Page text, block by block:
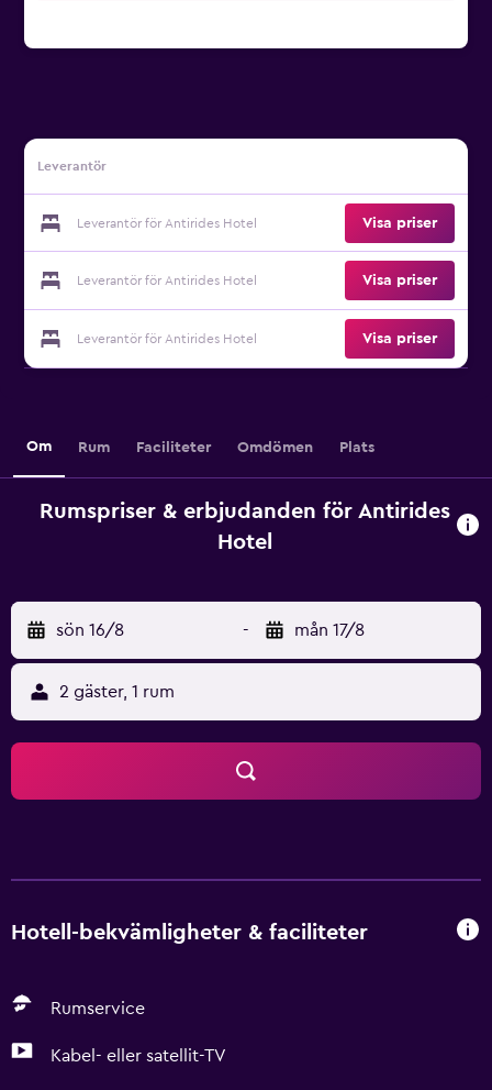
Leverantör
Leverantör för Antirides Hotel Visa priser
Leverantör för Antirides Hotel Visa priser
Leverantör för Antirides Hotel Visa priser
Om Rum Faciliteter Omdömen Plats
Rumspriser & erbjudanden för Antirides
Hotel
sön 16/8 - mån 17/8
2 gäster, 1 rum
Hotell-bekvämligheter & faciliteter
Rumservice
Kabel- eller satellit-TV